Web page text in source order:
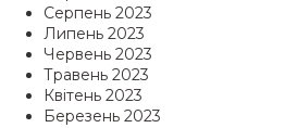
Серпень 2023
Липень 2023
Червень 2023
Травень 2023
Квітень 2023
Березень 2023